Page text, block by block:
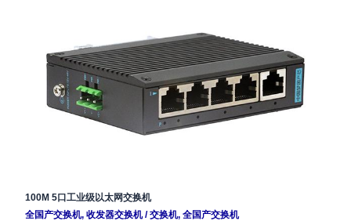
100M 5口工业级以太网交换机
全国产交换机, 收发器交换机/交换机, 全国产交换机